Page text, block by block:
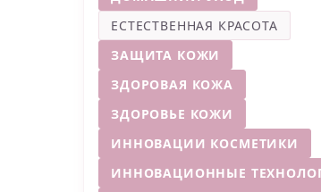
ЕСТЕСТВЕННАЯ КРАСОТА
ЗАЩИТА КОЖИ
ЗДОРОВАЯ КОЖА
ЗДОРОВЬЕ КОЖИ
ИННОВАЦИИ КОСМЕТИКИ
ИННОВАЦИОННЫЕ